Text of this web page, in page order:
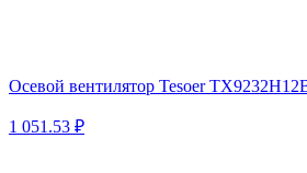
Осевой вентилятор Tesoer
1 051.53 ₽